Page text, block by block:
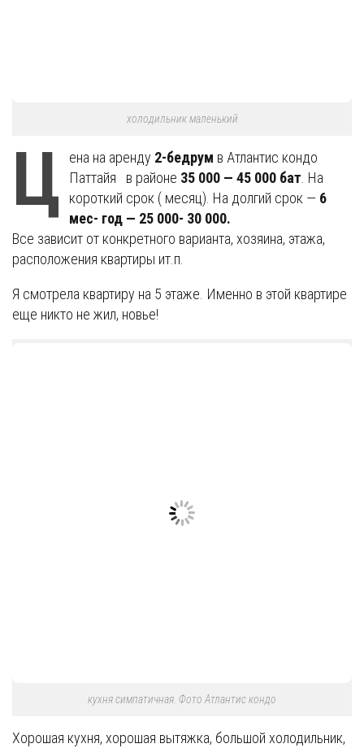
холодильник маленький
Ц ена на аренду 2-бедрум в Атлантис кондо
Паттайя в районе 35 000 — 45 000 бат . На
короткий срок ( месяц). На долгий срок — 6
мес- год — 25 000- 30 000.
Все зависит от конкретного варианта, хозяина, этажа,
расположения квартиры ит.п.
Я смотрела квартиру на 5 этаже. Именно в этой квартире
еще никто не жил, новье!
кухня симпатичная. Фото Атлантис кондо
Хорошая кухня, хорошая вытяжка, большой холодильник,